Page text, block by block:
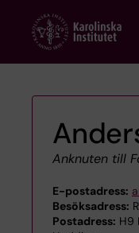
content
Anknuten till
E-postadress:
Besöksadress:
Postadress: H9